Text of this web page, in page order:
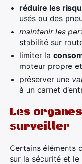
réduire les
usés ou des
maintenir les
stabilité sur
limiter la
moteur propre
préserver une
à un carnet
Les
surveiller
Certains éléments
sur la sécurité et